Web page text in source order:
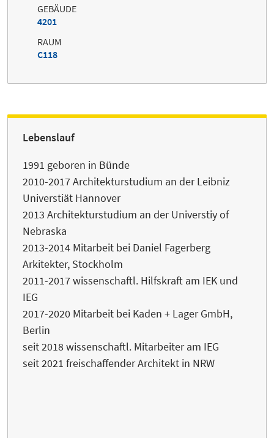
GEBÄUDE
4201
RAUM
C118
Lebenslauf
1991 geboren in Bünde
2010-2017 Architekturstudium an der Leibniz
Universtiät Hannover
2013 Architekturstudium an der Universtiy of
Nebraska
2013-2014 Mitarbeit bei Daniel Fagerberg
Arkitekter, Stockholm
2011-2017 wissenschaftl. Hilfskraft am IEK und
IEG
2017-2020 Mitarbeit bei Kaden + Lager GmbH,
Berlin
seit 2018 wissenschaftl. Mitarbeiter am IEG
seit 2021 freischaffender Architekt in NRW